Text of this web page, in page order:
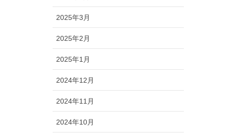
2025年3月
2025年2月
2025年1月
2024年12月
2024年11月
2024年10月